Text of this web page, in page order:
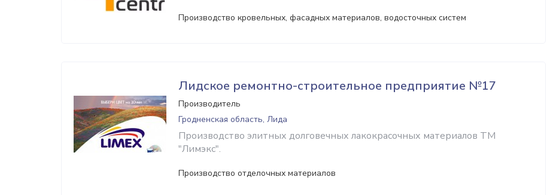
Производство кровельных, фасадных материалов, водосточных систем
Лидское ремонтно-строительное предприятие №17
Производитель
Гродненская область, Лида
Производство элитных долговечных лакокрасочных материалов ТМ
"Лимэкс".
Производство отделочных материалов